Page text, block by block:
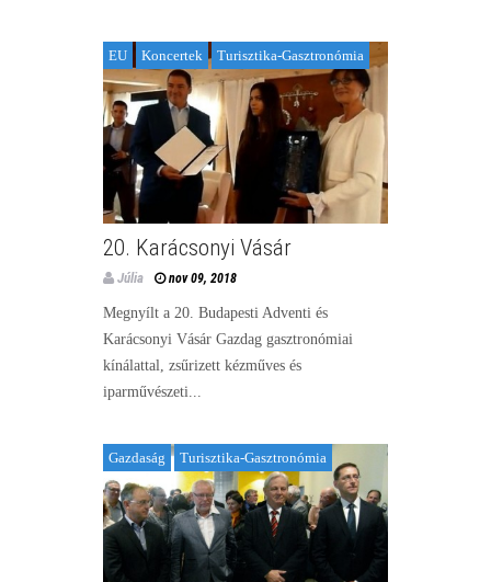
EU Koncertek Turisztika-Gasztronómia
20. Karácsonyi Vásár
Júlia nov 09, 2018
Megnyílt a 20. Budapesti Adventi és
Karácsonyi Vásár Gazdag gasztronómiai
kínálattal, zsűrizett kézműves és
iparművészeti...
Gazdaság Turisztika-Gasztronómia